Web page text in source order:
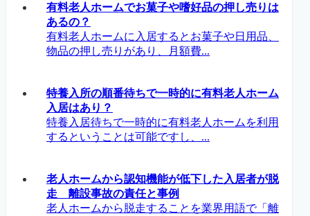
有料老人ホームでお菓子や嗜好品の押し売りは
あるの？
有料老人ホームに入居するとお菓子や日用品、
物品の押し売りがあり、月額費...
特養入所の順番待ちで一時的に有料老人ホーム
入居はあり？
特養入居待ちで一時的に有料老人ホームを利用
するということは可能ですし、...
老人ホームから認知機能が低下した入居者が脱
走 離設事故の責任と事例
老人ホームから脱走することを業界用語で「離